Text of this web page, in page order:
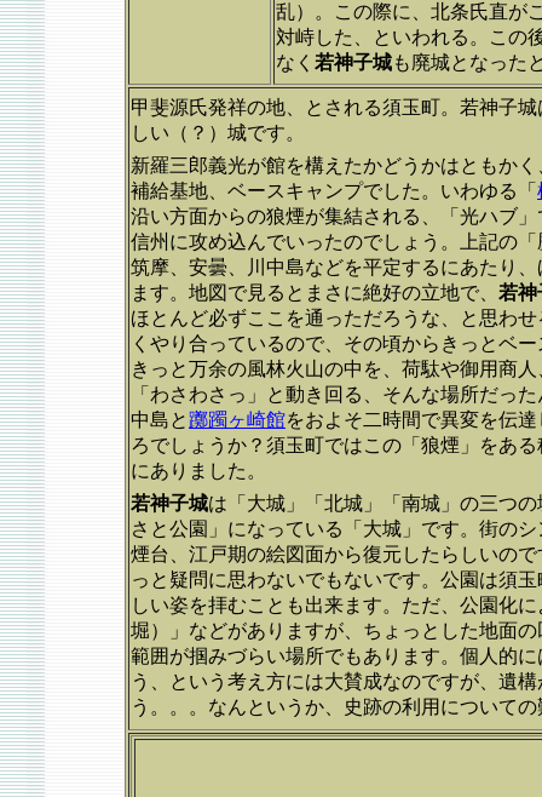
乱）。この際に、北条氏直が
対峙した、といわれる。この
なく 若神子城も廃城となった
甲斐源氏発祥の地、とされる須玉町。若神子
しい（？）城です。
新羅三郎義光が館を構えたかどうかはともか
補給基地、ベースキャンプでした。いわゆる「
沿い方面からの狼煙が集結される、「光ハブ
信州に攻め込んでいったのでしょう。上記の
筑摩、安曇、川中島などを平定するにあたり
ます。地図で見るとまさに絶好の立地で、 若神
ほとんど必ずここを通っただろうな、と思わ
くやり合っているので、その頃からきっとベ
きっと万余の風林火山の中を、荷駄や御用商
「わさわさっ」と動き回る、そんな場所だっ
中島と躑躅ヶ崎館をおよそ二時間で異変を伝
ろでしょうか？須玉町ではこの「狼煙」をあ
にありました。
若神子城は「大城」「北城」「南城」の三つ
さと公園」になっている「大城」です。街の
煙台、江戸期の絵図面から復元したらしいの
っと疑問に思わないでもないです。公園は須
しい姿を拝むことも出来ます。ただ、公園化
堀）」などがありますが、ちょっとした地面
範囲が掴みづらい場所でもあります。個人的
う、という考え方には大賛成なのですが、遺
う。。。なんというか、史跡の利用について